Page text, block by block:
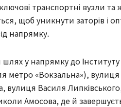
транспортні вузли
щоб уникнути заторів і
напрямку.
у напрямку до Інституту
метро «Вокзальна»),
вулиця Василя
Амосова, де й